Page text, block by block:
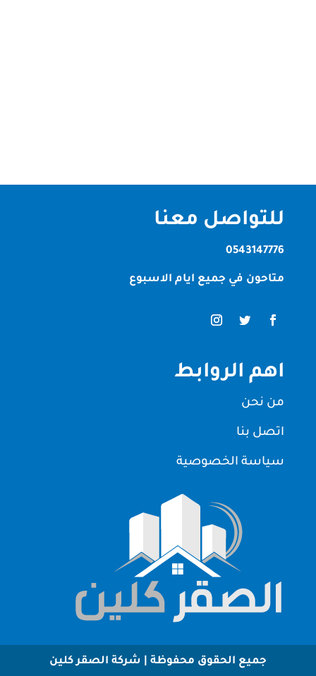
للتواصل معنا
0543147776
متاحون في جميع ايام الاسبوع
اهم الروابط
من نحن
اتصل بنا
سياسة الخصوصية
جميع الحقوق محفوظة | شركة الصقر كلين